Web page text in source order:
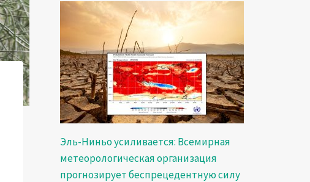
Эль-Ниньо усиливается: Всемирная
метеорологическая организация
прогнозирует беспрецедентную силу